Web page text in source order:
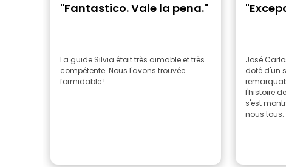
"Fantastico. Vale la pena."
La guide Silvia était très aimable et très
compétente. Nous l'avons trouvée
formidable !
José
doté d'un
l'histoire
s'est
nous tous.